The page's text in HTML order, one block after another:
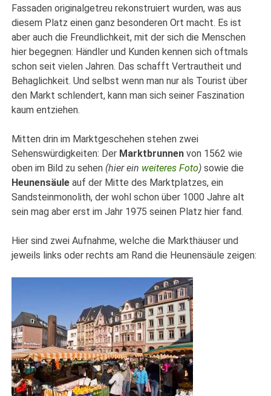
Fassaden originalgetreu rekonstruiert wurden, was aus
diesem Platz einen ganz besonderen Ort macht. Es ist
aber auch die Freundlichkeit, mit der sich die Menschen
hier begegnen: Händler und Kunden kennen sich oftmals
schon seit vielen Jahren. Das schafft Vertrautheit und
Behaglichkeit. Und selbst wenn man nur als Tourist über
den Markt schlendert, kann man sich seiner Faszination
kaum entziehen.
Mitten drin im Marktgeschehen stehen zwei
Sehenswürdigkeiten: Der Marktbrunnen von 1562 wie
oben im Bild zu sehen (hier ein weiteres Foto)sowie die
Heunensäule auf der Mitte des Marktplatzes, ein
Sandsteinmonolith, der wohl schon über 1000 Jahre alt
sein mag aber erst im Jahr 1975 seinen Platz hier fand.
Hier sind zwei Aufnahme, welche die Markthäuser und
jeweils links oder rechts am Rand die Heunensäule zeigen: